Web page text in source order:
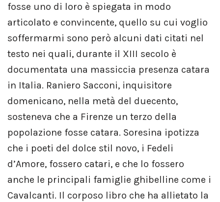
fosse uno di loro è spiegata in modo
articolato e convincente, quello su cui voglio
soffermarmi sono però alcuni dati citati nel
testo nei quali, durante il XIII secolo è
documentata una massiccia presenza catara
in Italia. Raniero Sacconi, inquisitore
domenicano, nella metà del duecento,
sosteneva che a Firenze un terzo della
popolazione fosse catara. Soresina ipotizza
che i poeti del dolce stil novo, i Fedeli
d’Amore, fossero catari, e che lo fossero
anche le principali famiglie ghibelline come i
Cavalcanti. Il corposo libro che ha allietato la